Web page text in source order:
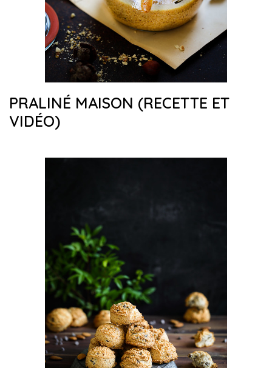
PRALINÉ MAISON (RECETTE ET
VIDÉO)